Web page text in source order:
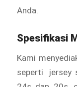
Anda.
Spesifikasi
Kami
seperti jersey